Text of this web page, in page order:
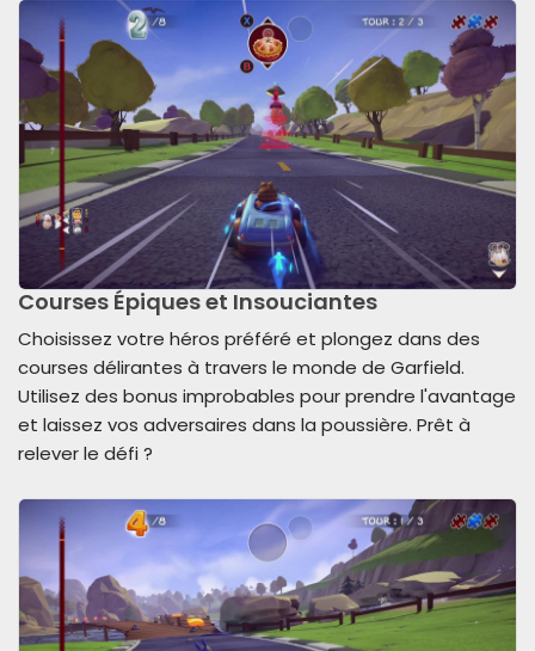
Courses Épiques et Insouciantes
Choisissez votre héros préféré et plongez dans des
courses délirantes à travers le monde de Garfield.
Utilisez des bonus improbables pour prendre l'avantage
et laissez vos adversaires dans la poussière. Prêt à
relever le défi ?